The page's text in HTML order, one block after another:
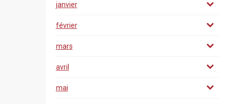
janvier
février
mars
avril
mai